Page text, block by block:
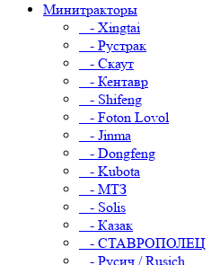
Минитракторы
- Xingtai
- Рустрак
- Скаут
- Кентавр
- Shifeng
- Foton Lovol
- Jinma
- Dongfeng
- Kubota
- МТЗ
- Solis
- Казак
- СТАВРОПОЛЕЦ
- Русич / Rusich